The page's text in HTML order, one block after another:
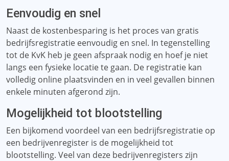
Eenvoudig en snel
Naast de kostenbesparing is het proces van gratis
bedrijfsregistratie eenvoudig en snel. In tegenstelling
tot de KvK heb je geen afspraak nodig en hoef je niet
langs een fysieke locatie te gaan. De registratie kan
volledig online plaatsvinden en in veel gevallen binnen
enkele minuten afgerond zijn.
Mogelijkheid tot blootstelling
Een bijkomend voordeel van een bedrijfsregistratie op
een bedrijvenregister is de mogelijkheid tot
blootstelling. Veel van deze bedrijvenregisters zijn